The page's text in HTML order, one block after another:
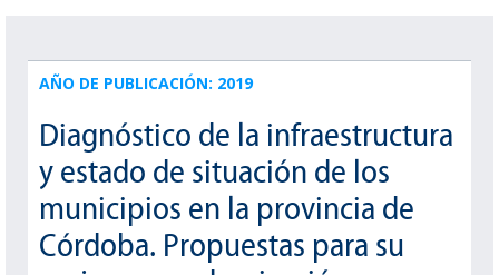
AÑO DE PUBLICACIÓN: 2019
Diagnóstico de la infraestructura
y estado de situación de los
municipios en la provincia de
Córdoba. Propuestas para su